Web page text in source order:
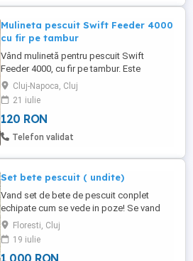
Mulineta pescuit Swift Feeder 4000
cu fir pe tambur
Vând mulinetă pentru pescuit Swift
Feeder 4000, cu fir pe tambur. Este
nefolosită, o mulinetă de calitate, la un
pret bun. Trimit si in țară.
Cluj-Napoca, Cluj
21 iulie
120 RON
Telefon validat
Set bete pescuit ( undite)
Vand set de bete de pescuit conplet
echipate cum se vede in poze! Se vand
impreuna cu husa!
Floresti, Cluj
19 iulie
1 000 RON